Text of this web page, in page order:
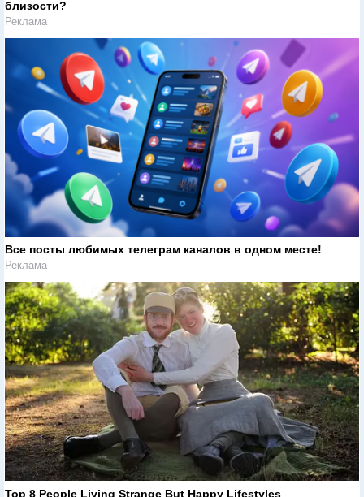
близости?
Реклама
Все посты любимых телеграм каналов в одном месте!
Реклама
Top 8 People Living Strange But Happy Lifestyles